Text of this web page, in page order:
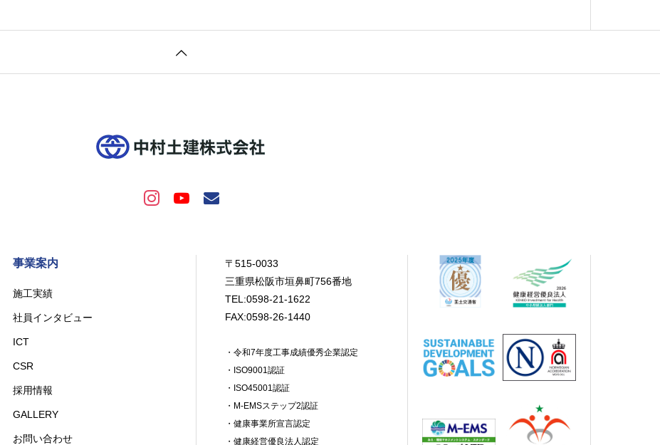
事業案内
施工実績
社員インタビュー
ICT
CSR
採用情報
GALLERY
お問い合わせ
〒515-0033
三重県松阪市垣鼻町756番地
TEL:0598-21-1622
FAX:0598-26-1440
・令和7年度工事成績優秀企業認定
・ISO9001認証
・ISO45001認証
・M-EMSステップ2認証
・健康事業所宣言認定
・健康経営優良法人認定